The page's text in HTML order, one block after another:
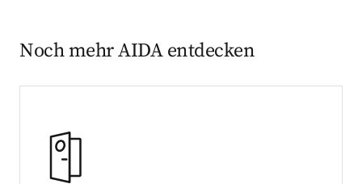
Noch mehr AIDA entdecken